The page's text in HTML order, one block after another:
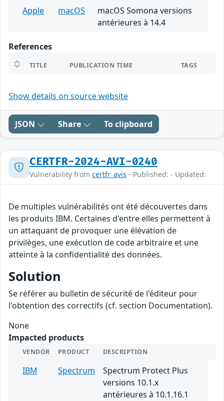
Apple
macOS
macOS Somona versions
antérieures à 14.4
References
TITLE PUBLICATION TIME TAGS
Show details on source website
JSON Share To clipboard
CERTFR-2024-AVI-0240
Vulnerability from certfr_avis - Published: - Updated:
De multiples vulnérabilités ont été découvertes dans
les produits IBM. Certaines d'entre elles permettent à
un attaquant de provoquer une élévation de
privilèges, une exécution de code arbitraire et une
atteinte à la confidentialité des données.
Solution
Se référer au bulletin de sécurité de l'éditeur pour
l'obtention des correctifs (cf. section Documentation).
None
Impacted products
VENDOR PRODUCT DESCRIPTION
IBM Spectrum
Spectrum Protect Plus
versions 10.1.x
antérieures à 10.1.16.1